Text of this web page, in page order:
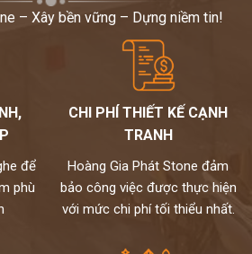
– Xây bền vững – Dựng niềm tin!
để
phù
CHI PHÍ THIẾT KẾ CẠNH
TRANH
Hoàng Gia Phát Stone đảm
bảo công việc được thực hiện
với mức chi phí tối thiểu nhất.